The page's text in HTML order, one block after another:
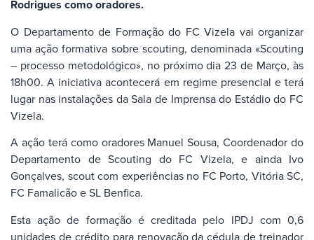
Rodrigues como oradores.
O Departamento de Formação do FC Vizela vai organizar
uma ação formativa sobre scouting, denominada «Scouting
– processo metodológico», no próximo dia 23 de Março, às
18h00. A iniciativa acontecerá em regime presencial e terá
lugar nas instalações da Sala de Imprensa do Estádio do FC
Vizela.
A ação terá como oradores Manuel Sousa, Coordenador do
Departamento de Scouting do FC Vizela, e ainda Ivo
Gonçalves, scout com experiências no FC Porto, Vitória SC,
FC Famalicão e SL Benfica.
Esta ação de formação é creditada pelo IPDJ com 0,6
unidades de crédito para renovação da cédula de treinador